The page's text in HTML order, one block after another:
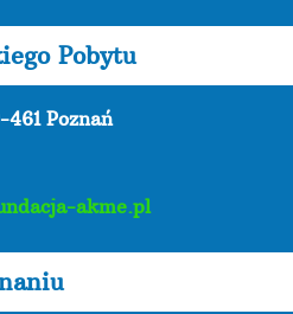
Pobytu
461 Poznań
akme.pl